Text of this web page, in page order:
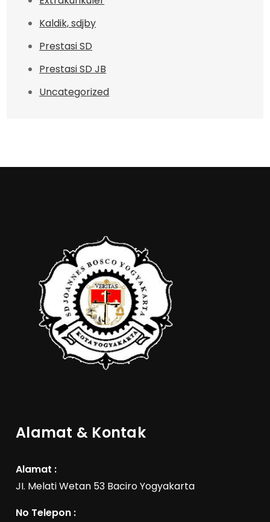
Kaldik, sdjby
Prestasi SD
Prestasi SD JB
Uncategorized
Alamat & Kontak
Alamat :
JI. Melati Wetan 53 Baciro Yogyakarta
No Telepon :